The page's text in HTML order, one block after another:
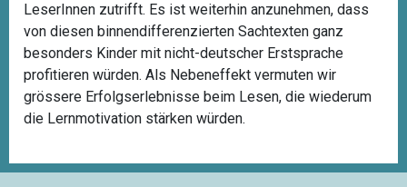
LeserInnen zutrifft. Es ist weiterhin anzunehmen, dass
von diesen binnendifferenzierten Sachtexten ganz
besonders Kinder mit nicht-deutscher Erstsprache
profitieren würden. Als Nebeneffekt vermuten wir
grössere Erfolgserlebnisse beim Lesen, die wiederum
die Lernmotivation stärken würden.